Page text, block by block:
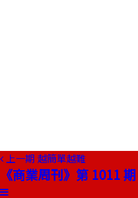
上一期 越簡單越難
《商業周刊》第 1011 期